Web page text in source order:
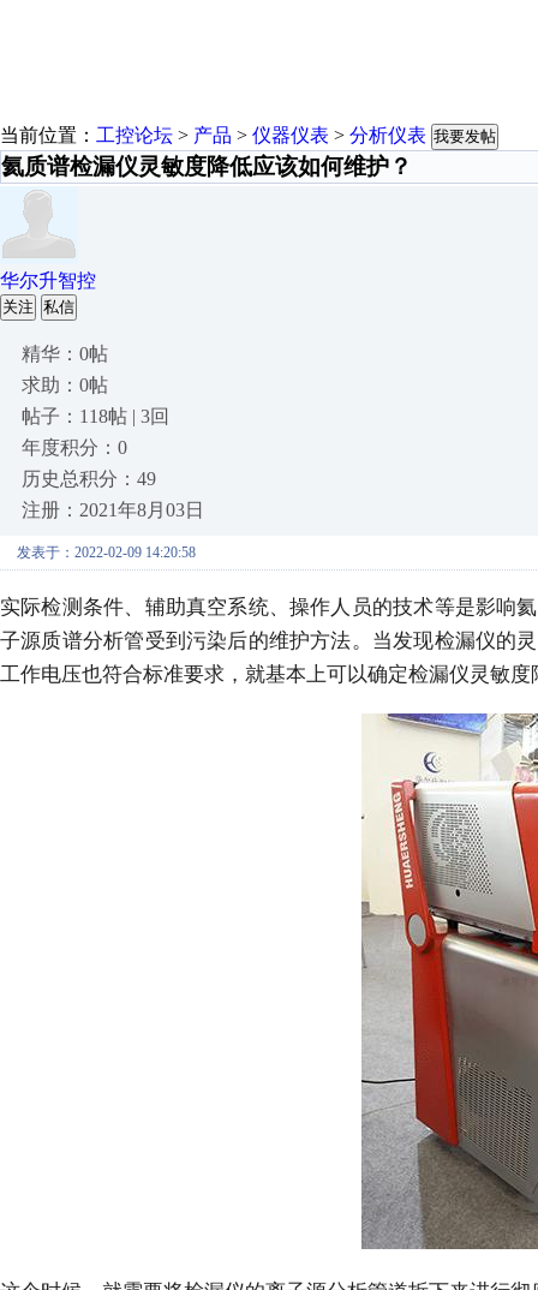
当前位置： 工控论坛 > 产品 > 仪器仪表 > 分析仪表 我要发帖
氦质谱检漏仪灵敏度降低应该如何维护？
华尔升智控
关注 私信
精华：0帖
求助：0帖
帖子：118帖 | 3回
年度积分：0
历史总积分：49
注册：2021年8月03日
发表于：2022-02-09 14:20:58
实际检测条件、辅助真空系统、操作人员的技术等是影响
子源质谱分析管受到污染后的维护方法。当发现检漏仪的
工作电压也符合标准要求，就基本上可以确定检漏仪灵敏